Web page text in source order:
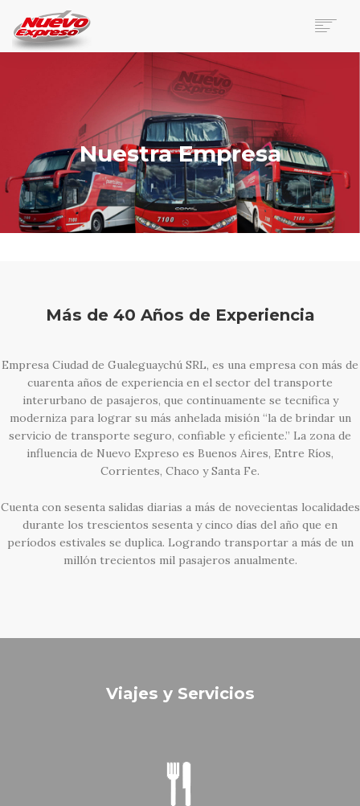
NUESTRA FLOTA
BOLETERÍAS
ENCOMIENDAS
MAPA DE RUTAS
Nuestra Empresa
Más de 40 Años de Experiencia
Empresa Ciudad de Gualeguaychú SRL, es una empresa con más de
cuarenta años de experiencia en el sector del transporte
interurbano de pasajeros, que continuamente se tecnifica y
moderniza para lograr su más anhelada misión “la de brindar un
servicio de transporte seguro, confiable y eficiente.” La zona de
influencia de Nuevo Expreso es Buenos Aires, Entre Ríos,
Corrientes, Chaco y Santa Fe.
Cuenta con sesenta salidas diarias a más de novecientas localidades
durante los trescientos sesenta y cinco días del año que en
períodos estivales se duplica. Logrando transportar a más de un
millón trecientos mil pasajeros anualmente.
Viajes y Servicios